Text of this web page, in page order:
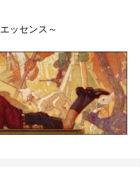
ッセンス～